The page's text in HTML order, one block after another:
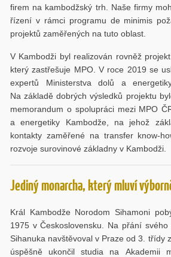
firem na kambodžský trh. Naše firmy
řízení v rámci programu de minimis
projektů zaměřených na tuto oblast.
V Kambodži byl realizován rovněž
který zastřešuje MPO. V roce 2019 se
expertů Ministerstva dolů a
Na základě dobrých výsledků projektu
memorandum o spolupráci mezi MPO
a energetiky Kambodže, na jehož
kontakty zaměřené na transfer know-
rozvoje surovinové základny v Kambodži.
Jediný monarcha, který mluví
Král Kambodže Norodom Sihamoni
1975 v Československu. Na přání
Sihanuka navštěvoval v Praze od 3. třídy
úspěšně ukončil studia na Akademii